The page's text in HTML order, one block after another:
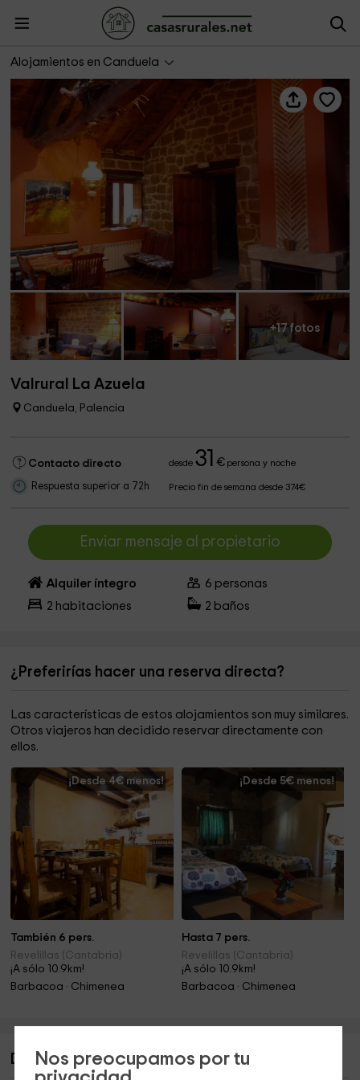
Nos preocupamos por tu
Alojamientos en Canduela
+17 fotos
Valrural La Azuela
Canduela, Palencia
Contacto directo desde31 €persona y noche
Respuesta superior a 72h Precio fin de semana desde 374€
Enviar mensaje al propietario
Alquiler íntegro 6 personas
2 habitaciones 2 baños
¿Preferirías hacer una reserva directa?
Las características de estos alojamientos son muy similares.
Otros viajeros han decidido reservar directamente con
ellos.
¡Desde 4€ menos!
También 6 pers.
Revelillas (Cantabria)
¡A sólo 10.9km!
Barbacoa · Chimenea
¡Desde 5€ menos!
Hasta 7 pers.
Revelillas (Cantabria)
¡A sólo 10.9km!
Barbacoa · Chimenea
Descripción de Valrural La Azuela